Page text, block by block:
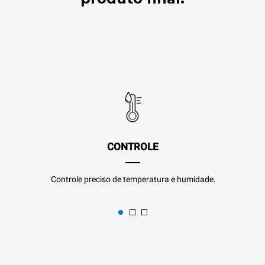
CONTROLE
Controle preciso de temperatura e humidade.